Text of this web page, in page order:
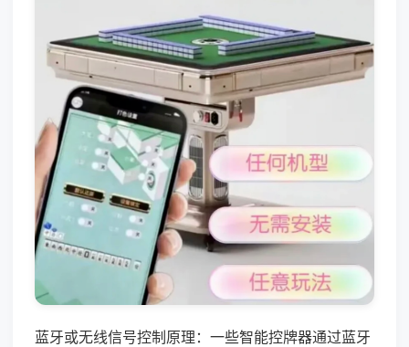
蓝牙或无线信号控制原理：一些智能控牌器通过蓝牙